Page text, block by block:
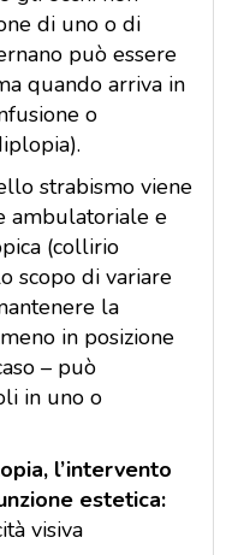
di uno o di
può essere
quando arriva in
o
strabismo viene
ambulatoriale e
(collirio
scopo di variare
la
in posizione
– può
in uno o
l’intervento
estetica:
visiva